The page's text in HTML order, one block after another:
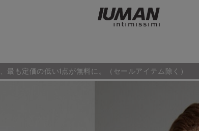
も定価の低い1点が無料に。（セールアイテム除く）